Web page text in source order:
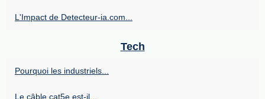
L'Impact de Detecteur-ia.com...
Tech
Pourquoi les industriels...
Le câble cat5e est-il...